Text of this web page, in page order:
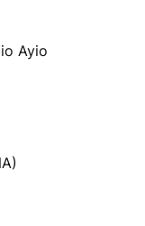
Ayio